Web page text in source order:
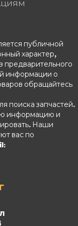
публичной
характер,
предварительного
информации о
обращайтесь
поиска запчастей.
информацию и
Наши
вас по